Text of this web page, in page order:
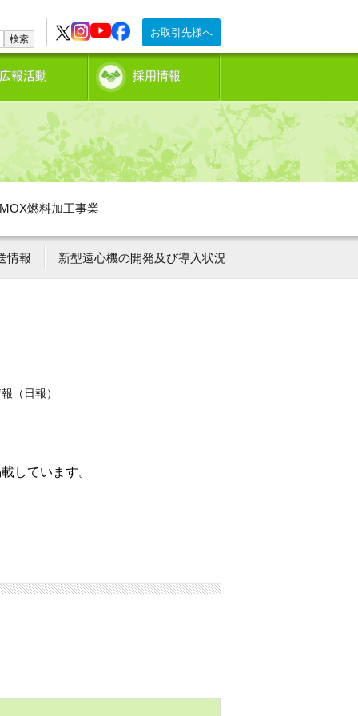
お取引先様へ
検索
報活動 採用情報
燃料加工事業
情報 新型遠心機の開発及び導入状況
（日報）
しています。